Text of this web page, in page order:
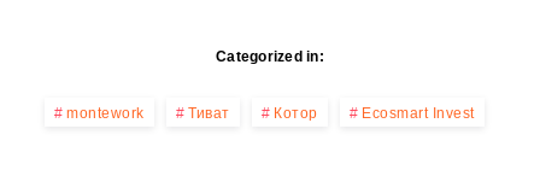
Categorized in:
montework Тиват Котор Ecosmart Invest